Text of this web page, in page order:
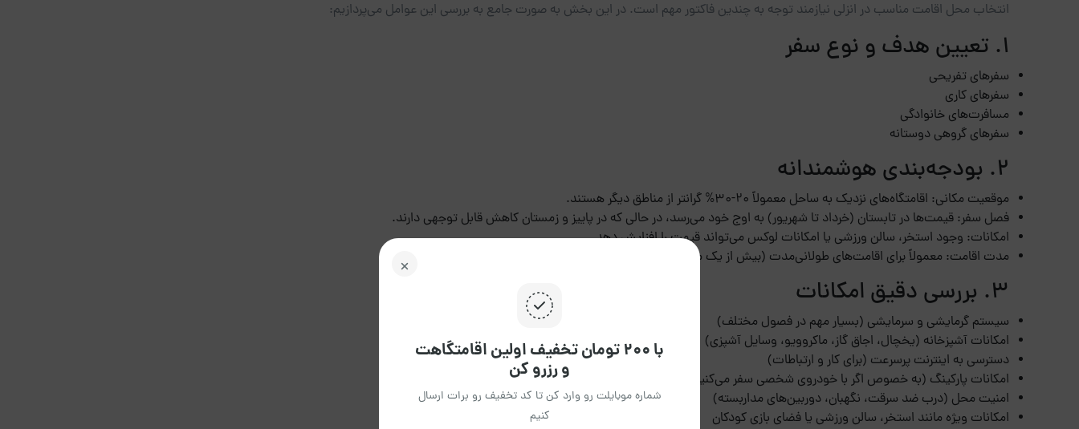
انتخاب محل اقامت مناسب در انزلی نیازمند توجه به چندین فاکتور مهم است. در این بخش به صورت جامع به بررسی این عوامل می‌پردازیم:
1. تعیین هدف و نوع سفر
سفرهای تفریحی
سفرهای کاری
مسافرت‌های خانوادگی
سفرهای گروهی دوستانه
2. بودجه‌بندی هوشمندانه
موقعیت مکانی: اقامتگاه‌های نزدیک به ساحل معمولاً 20-30% گرانتر از مناطق دیگر هستند.
فصل سفر: قیمت‌ها در تابستان (خرداد تا شهریور) به اوج خود می‌رسد، در حالی که در پاییز و زمستان کاهش قابل توجهی دارند.
امکانات: وجود استخر، سالن ورزشی یا امکانات لوکس می‌تواند قیمت را افزایش دهد.
مدت اقامت: معمولاً برای اقامت‌های طولانی‌مدت (بیش از یک ماه) تخفیف‌های ویژه‌ای ارائه می‌شود.
3. بررسی دقیق امکانات
سیستم گرمایشی و سرمایشی (بسیار مهم در فصول مختلف)
امکانات آشپزخانه (یخچال، اجاق گاز، ماکروویو، وسایل آشپزی)
دسترسی به اینترنت پرسرعت (برای کار و ارتباطات)
امکانات پارکینگ (به خصوص اگر با خودروی شخصی سفر می‌کنید)
امنیت محل (درب ضد سرقت، نگهبان، دوربین‌های مداربسته)
امکانات ویژه مانند استخر، سالن ورزشی یا فضای بازی کودکان
با ۲۰۰ تومان تخفیف اولین اقامتگاهت
و رزرو کن
شماره موبایلت رو وارد کن تا کد تخفیف رو برات ارسال
کنیم